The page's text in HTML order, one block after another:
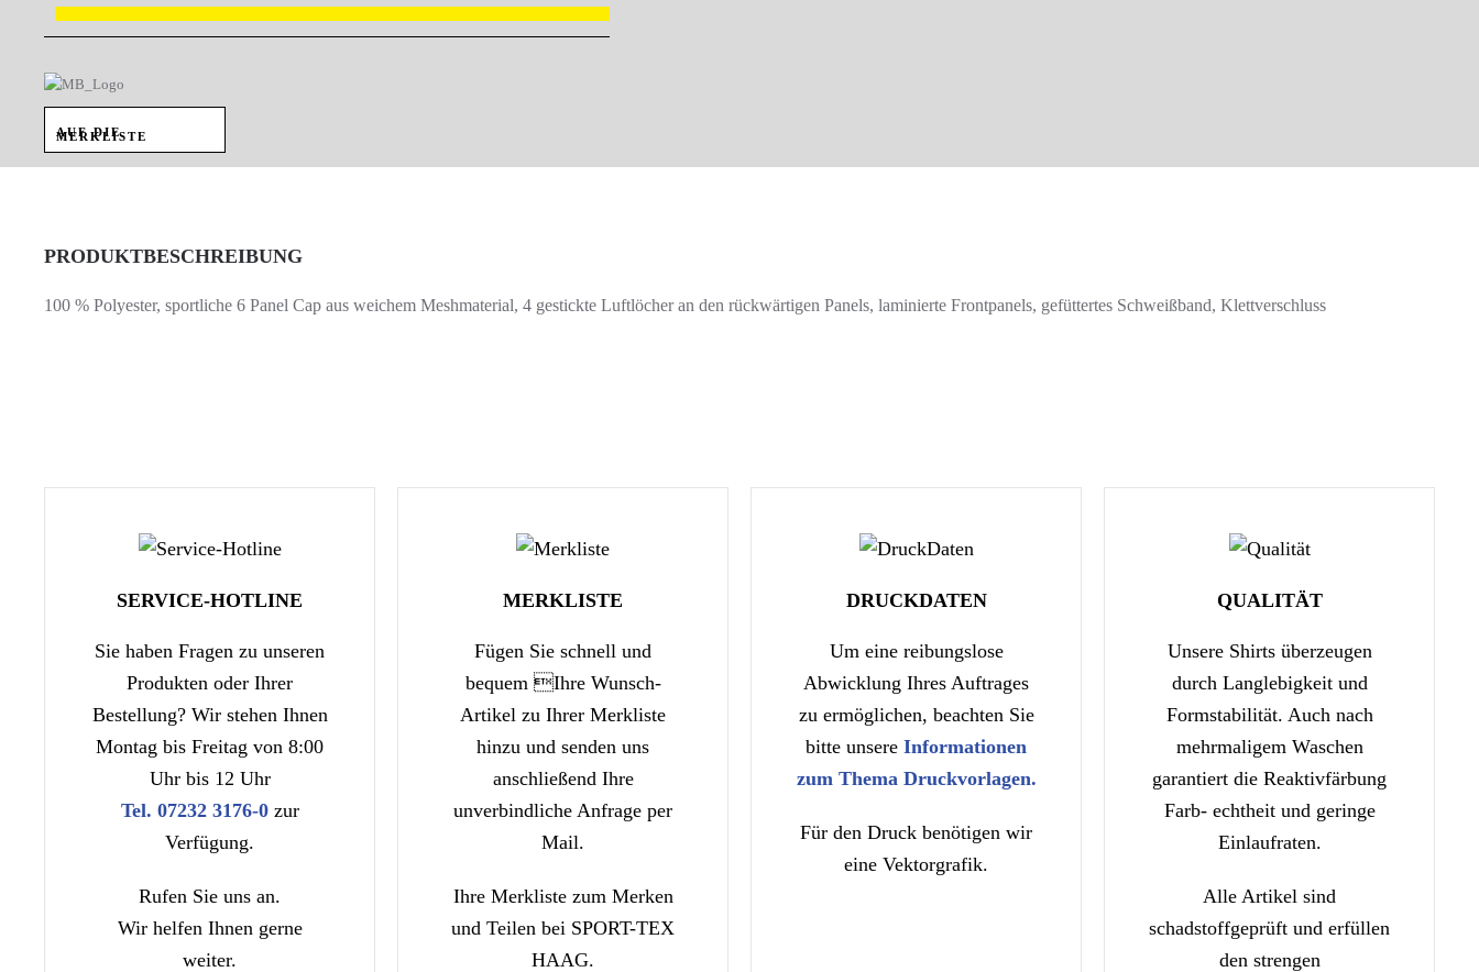
AUF DIE
MERKLISTE
PRODUKTBESCHREIBUNG
100 % Polyester, sportliche 6 Panel Cap aus weichem Meshmaterial, 4 gestickte Luftlöcher an den rückwärtigen Panels, laminierte Frontpanels, gefüttertes Schweißband, Klettverschluss
SERVICE-HOTLINE
Sie haben Fragen zu unseren
Produkten oder Ihrer
Bestellung? Wir stehen Ihnen
Montag bis Freitag von 8:00
Uhr bis 12 Uhr
Tel. 07232 3176-0zur
Verfügung.
Rufen Sie uns an.
Wir helfen Ihnen gerne
weiter.
MERKLISTE
Fügen Sie schnell und
bequem Ihre Wunsch-
Artikel zu Ihrer Merkliste
hinzu und senden uns
anschließend Ihre
unverbindliche Anfrage per
Mail.
Ihre Merkliste zum Merken
und Teilen bei SPORT-TEX
HAAG.
DRUCKDATEN
Um eine reibungslose
Abwicklung Ihres Auftrages
zu ermöglichen, beachten Sie
bitte unsere Informationen
zum Thema Druckvorlagen.
Für den Druck benötigen wir
eine Vektorgrafik.
QUALITÄT
Unsere Shirts überzeugen
durch Langlebigkeit und
Formstabilität. Auch nach
mehrmaligem Waschen
garantiert die Reaktivfärbung
Farb- echtheit und geringe
Einlaufraten.
Alle Artikel sind
schadstoffgeprüft und erfüllen
den strengen